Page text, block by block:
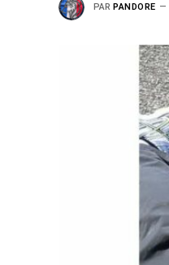
PAR PANDORE